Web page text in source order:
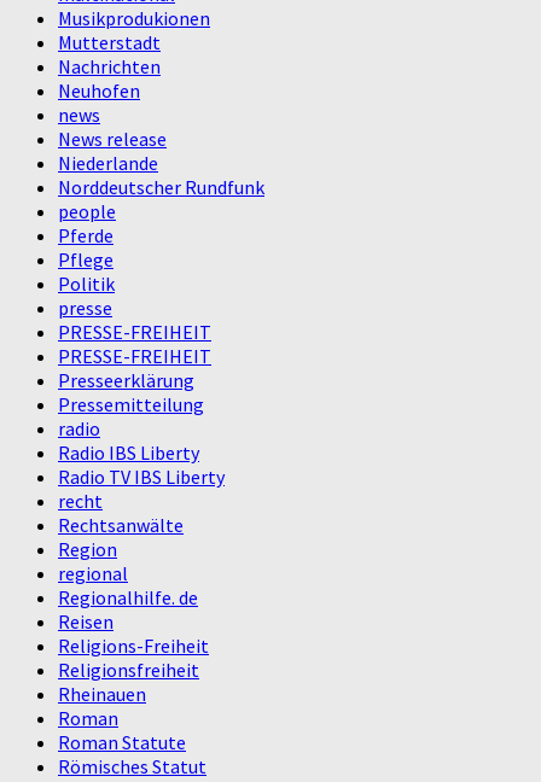
Musikprodukionen
Mutterstadt
Nachrichten
Neuhofen
news
News release
Niederlande
Norddeutscher Rundfunk
people
Pferde
Pflege
Politik
presse
PRESSE-FREIHEIT
PRESSE-FREIHEIT
Presseerklärung
Pressemitteilung
radio
Radio IBS Liberty
Radio TV IBS Liberty
recht
Rechtsanwälte
Region
regional
Regionalhilfe. de
Reisen
Religions-Freiheit
Religionsfreiheit
Rheinauen
Roman
Roman Statute
Römisches Statut